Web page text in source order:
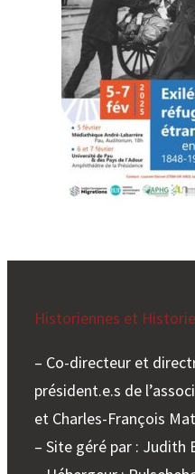
Historiennes et
– Co-directeur et
président.e.s de
et Charles-François
– Site géré par : Judith